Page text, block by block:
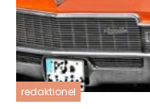
redaktionel